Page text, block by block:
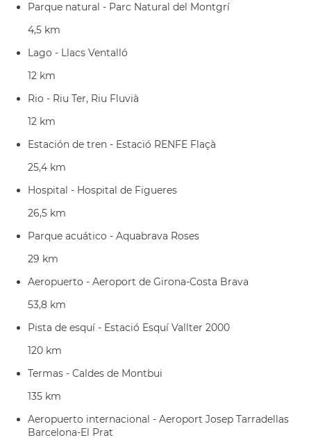
Parque natural - Parc Natural del Montgrí
4,5 km
Lago - Llacs Ventalló
12 km
Rio - Riu Ter, Riu Fluvià
12 km
Estación de tren - Estació RENFE Flaçà
25,4 km
Hospital - Hospital de Figueres
26,5 km
Parque acuático - Aquabrava Roses
29 km
Aeropuerto - Aeroport de Girona-Costa Brava
53,8 km
Pista de esquí - Estació Esquí Vallter 2000
120 km
Termas - Caldes de Montbui
135 km
Aeropuerto internacional - Aeroport Josep Tarradellas
Barcelona-El Prat